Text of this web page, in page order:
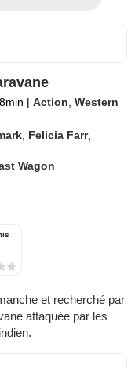
| Action ,Western
Felicia Farr,
Wagon
et recherché par
attaquée par les